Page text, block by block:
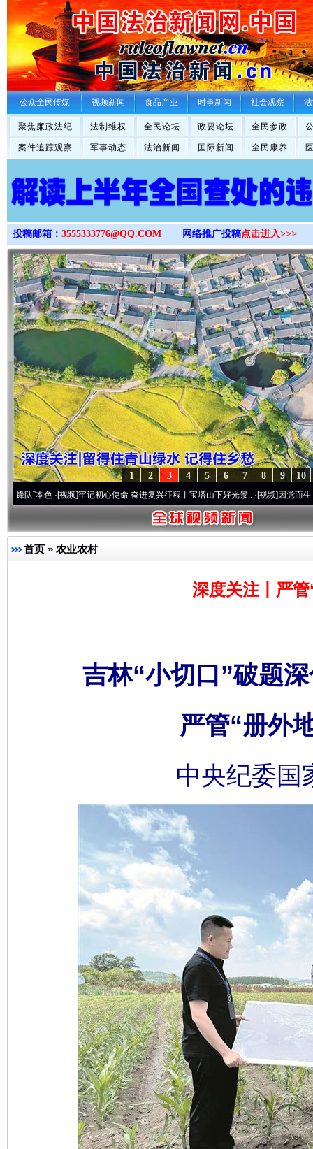
>
公众全民传媒 视频新闻 食品产业 时事新闻 社会观察
聚焦廉政法纪 法制维权 全民论坛 政要论坛 全民参政
案件追踪观察 军事动态 法治新闻 国际新闻 全民康养
投稿邮箱： 3555333776@QQ.COM 网络推广投稿点击进入>>>
10
9
8
7
6
5
4
3
2
1
·[视频]牢记初心使命 奋进复兴征程丨宝塔山下好光景..·[视频]因党而生 为党而战
首页 » 农业农村
深度关注丨严
吉林“小切口”破题
严管“册外
中央纪委国